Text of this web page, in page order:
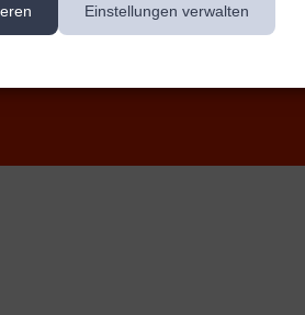
Einstellungen verwalten
die sichere Übertragung durch eine SSL-